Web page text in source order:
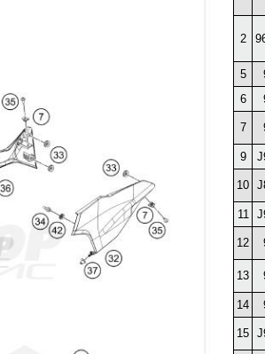
2
5
6
7
9
10
11
12
13
14
15